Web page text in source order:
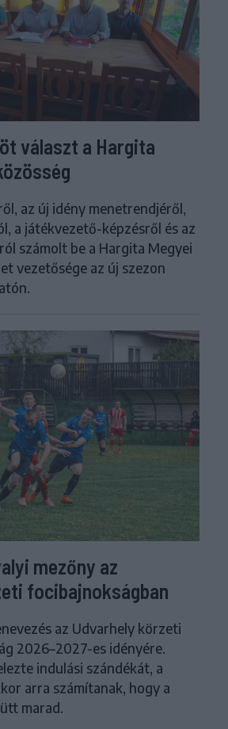
választ a Hargita
az új idény menetrendjéről,
a játékvezető-képzésről és az
számolt be a Hargita Megyei
vezetősége az új szezon
mezőny az
focibajnokságban
az Udvarhely körzeti
2026–2027-es idényére.
indulási szándékát, a
arra számítanak, hogy a
marad.